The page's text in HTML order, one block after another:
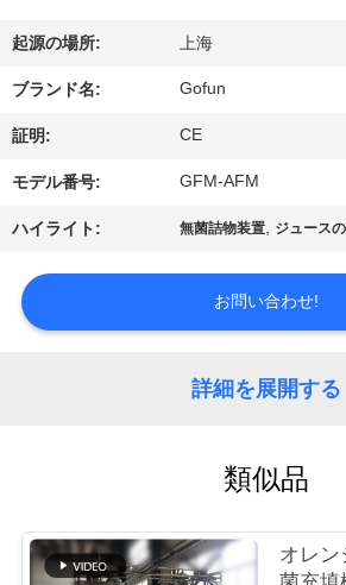
オ
私
い
て
起源の場所: 上海
ブランド名: Gofun
証明: CE
モデル番号: GFM-AFM
ハイライト: 無菌詰物装置, ジュース
お問い合わせ!
詳細を展開する
類似品
オレン